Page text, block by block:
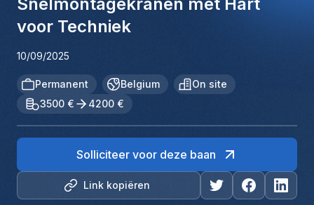
voor Techniek
10/09/2025
Permanent Belgium
On site
3500 €
4200 €
Link kopiëren
Solliciteer voor deze baan